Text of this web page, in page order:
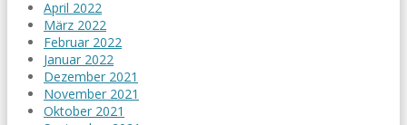
April 2022
März 2022
Februar 2022
Januar 2022
Dezember 2021
November 2021
Oktober 2021